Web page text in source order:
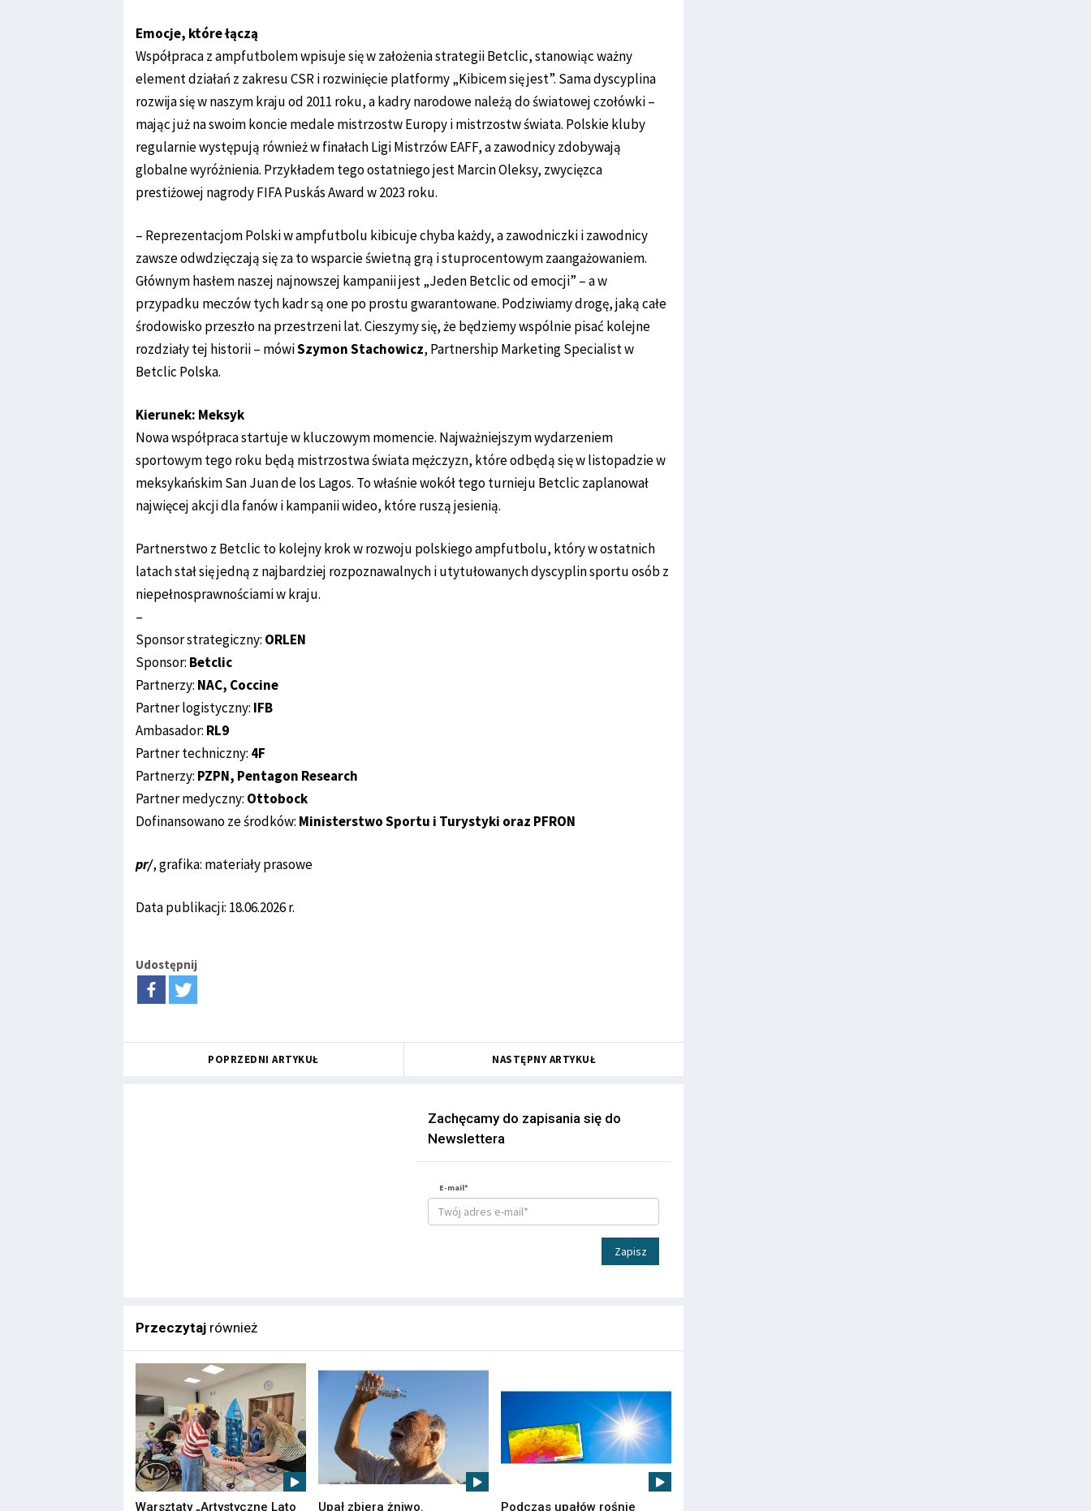
Emocje, które łączą
Współpraca z ampfutbolem wpisuje się w założenia strategii Betclic, stanowiąc ważny
element działań z zakresu CSR i rozwinięcie platformy „Kibicem się jest”. Sama dyscyplina
rozwija się w naszym kraju od 2011 roku, a kadry narodowe należą do światowej czołówki –
mając już na swoim koncie medale mistrzostw Europy i mistrzostw świata. Polskie kluby
regularnie występują również w finałach Ligi Mistrzów EAFF, a zawodnicy zdobywają
globalne wyróżnienia. Przykładem tego ostatniego jest Marcin Oleksy, zwycięzca
prestiżowej nagrody FIFA Puskás Award w 2023 roku.
– Reprezentacjom Polski w ampfutbolu kibicuje chyba każdy, a zawodniczki i zawodnicy
zawsze odwdzięczają się za to wsparcie świetną grą i stuprocentowym zaangażowaniem.
Głównym hasłem naszej najnowszej kampanii jest „Jeden Betclic od emocji” – a w
przypadku meczów tych kadr są one po prostu gwarantowane. Podziwiamy drogę, jaką całe
środowisko przeszło na przestrzeni lat. Cieszymy się, że będziemy wspólnie pisać kolejne
rozdziały tej historii – mówiSzymon Stachowicz, Partnership Marketing Specialist w
Betclic Polska.
Kierunek: Meksyk
Nowa współpraca startuje w kluczowym momencie. Najważniejszym wydarzeniem
sportowym tego roku będą mistrzostwa świata mężczyzn, które odbędą się w listopadzie w
meksykańskim San Juan de los Lagos. To właśnie wokół tego turnieju Betclic zaplanował
najwięcej akcji dla fanów i kampanii wideo, które ruszą jesienią.
Partnerstwo z Betclic to kolejny krok w rozwoju polskiego ampfutbolu, który w ostatnich
latach stał się jedną z najbardziej rozpoznawalnych i utytułowanych dyscyplin sportu osób z
niepełnosprawnościami w kraju.
–
Sponsor strategiczny: ORLEN
Sponsor: Betclic
Partnerzy: NAC, Coccine
Partner logistyczny: IFB
Ambasador: RL9
Partner techniczny: 4F
Partnerzy: PZPN, Pentagon Research
Partner medyczny: Ottobock
Dofinansowano ze środków: Ministerstwo Sportu i Turystyki oraz PFRON
pr/, grafika: materiały prasowe
Data publikacji: 18.06.2026 r.
Udostępnij
POPRZEDNI ARTYKUŁ NASTĘPNY ARTYKUŁ
Zachęcamy do zapisania się do
Newslettera
E-mail*
Zapisz
Przeczytaj również
Warsztaty „Artystyczne Lato Upał zbiera żniwo. Podczas upałów rośnie